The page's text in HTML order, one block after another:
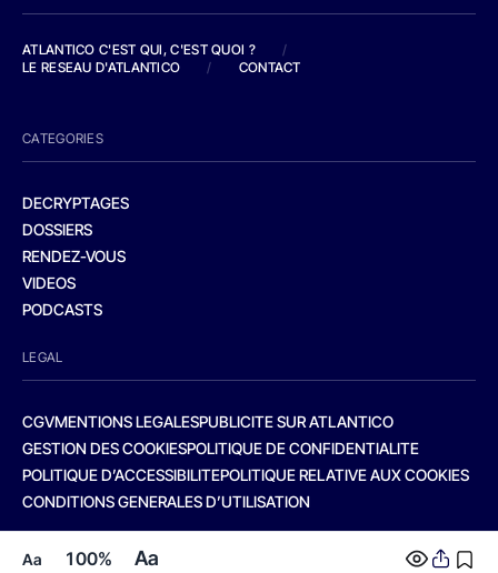
Aa 100% Aa
ATLANTICO C'EST QUI, C'EST QUOI ?
/
LE RESEAU D'ATLANTICO
/ CONTACT
CATEGORIES
DECRYPTAGES
DOSSIERS
RENDEZ-VOUS
VIDEOS
PODCASTS
LEGAL
CGVMENTIONS LEGALESPUBLICITE SUR ATLANTICO
GESTION DES COOKIESPOLITIQUE DE CONFIDENTIALITE
POLITIQUE D’ACCESSIBILITEPOLITIQUE RELATIVE AUX COOKIES
CONDITIONS GENERALES D’UTILISATION